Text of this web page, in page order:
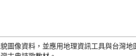
像資料，並應用地理資訊工具與台灣